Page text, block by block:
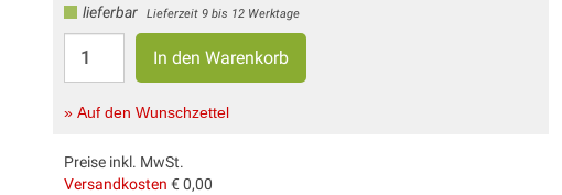
lieferbar
Lieferzeit 9 bis 12 Werktage
» Auf den Wunschzettel
Preise inkl. MwSt.
Versandkosten € 0,00